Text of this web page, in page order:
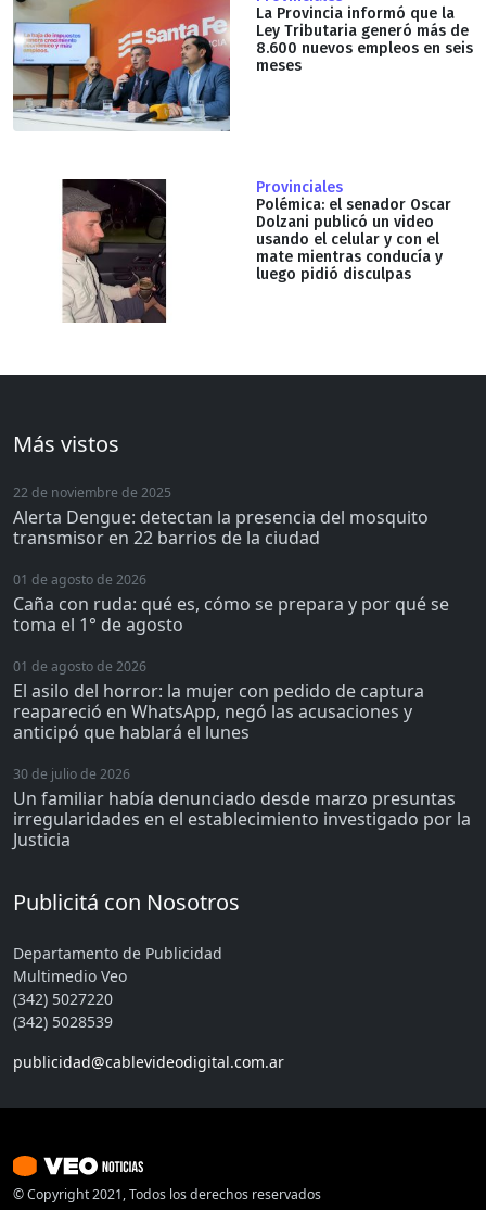
La Provincia informó que la
Ley Tributaria generó más de
8.600 nuevos empleos en seis
meses
Provinciales
Polémica: el senador Oscar
Dolzani publicó un video
usando el celular y con el
mate mientras conducía y
luego pidió disculpas
Más vistos
22 de noviembre de 2025
Alerta Dengue: detectan la presencia del mosquito
transmisor en 22 barrios de la ciudad
01 de agosto de 2026
Caña con ruda: qué es, cómo se prepara y por qué se
toma el 1° de agosto
01 de agosto de 2026
El asilo del horror: la mujer con pedido de captura
reapareció en WhatsApp, negó las acusaciones y
anticipó que hablará el lunes
30 de julio de 2026
Un familiar había denunciado desde marzo presuntas
irregularidades en el establecimiento investigado por la
Justicia
Publicitá con Nosotros
Departamento de Publicidad
Multimedio Veo
(342) 5027220
(342) 5028539
publicidad@cablevideodigital.com.ar
© Copyright 2021, Todos los derechos reservados